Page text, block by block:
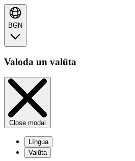
BGN
Valoda un valūta
Close modal
Língua
Valūta